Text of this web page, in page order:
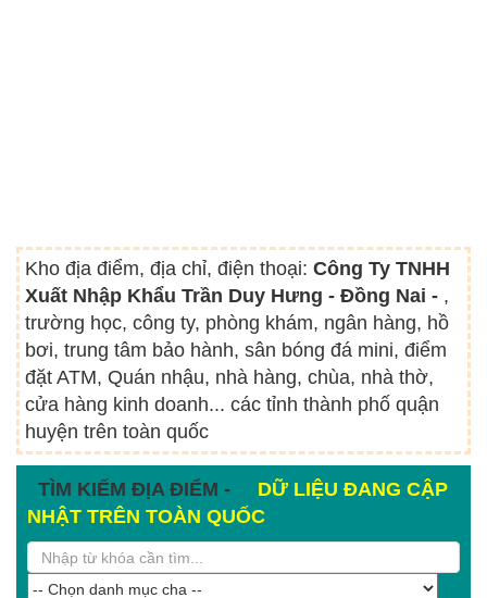
Kho địa điểm, địa chỉ, điện thoại: Công Ty TNHH
Xuất Nhập Khẩu Trần Duy Hưng - Đồng Nai - ,
trường học, công ty, phòng khám, ngân hàng, hồ
bơi, trung tâm bảo hành, sân bóng đá mini, điểm
đặt ATM, Quán nhậu, nhà hàng, chùa, nhà thờ,
cửa hàng kinh doanh... các tỉnh thành phố quận
huyện trên toàn quốc
TÌM KIẾM ĐỊA ĐIỂM -
DỮ LIỆU ĐANG CẬP
NHẬT TRÊN TOÀN QUỐC